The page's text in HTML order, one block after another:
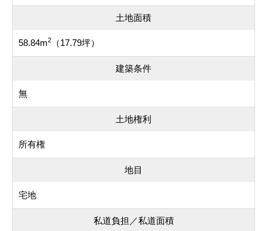
土地面積
58.84m2 （17.79坪）
建築条件
無
土地権利
所有権
地目
宅地
私道負担／私道面積